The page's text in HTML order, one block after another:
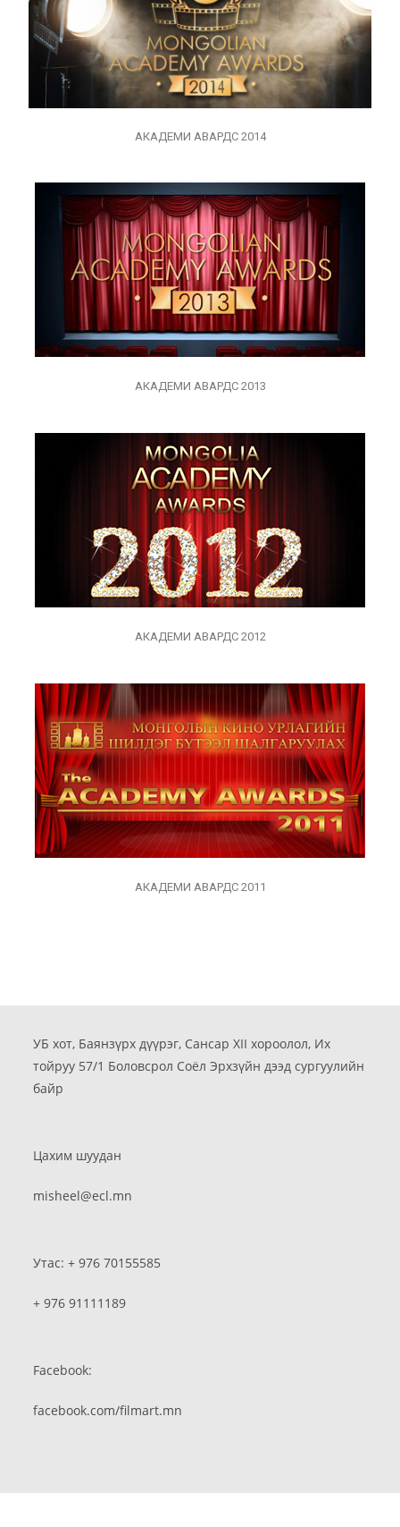
АКАДЕМИ АВАРДС 2014
АКАДЕМИ АВАРДС 2013
АКАДЕМИ АВАРДС 2012
АКАДЕМИ АВАРДС 2011
УБ хот, Баянзүрх дүүрэг, Сансар XII хороолол, Их
тойруу 57/1 Боловсрол Соёл Эрхзүйн дээд сургуулийн
байр
Цахим шуудан
misheel@ecl.mn
Утас: + 976 70155585
+ 976 91111189
Facebook:
facebook.com/filmart.mn